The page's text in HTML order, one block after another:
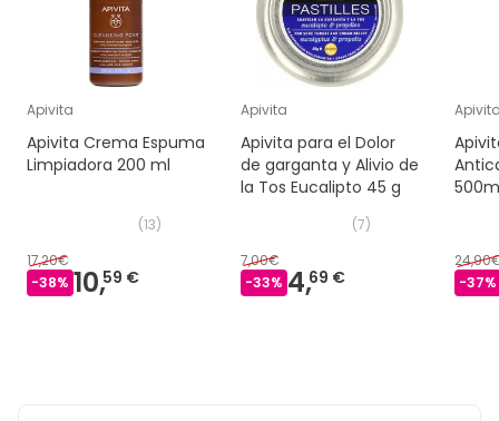
Apivita
Apivita Crema Espuma
Limpiadora 200 ml
(13)
17,20€
-38% 10,59 €
Apivita
Apivita para el Dolor
de garganta y Alivio de
la Tos Eucalipto 45 g
(7)
7,00€
-33% 4,69 €
-37%